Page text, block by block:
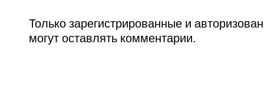
Только зарегистрированные и
могут оставлять комментарии.